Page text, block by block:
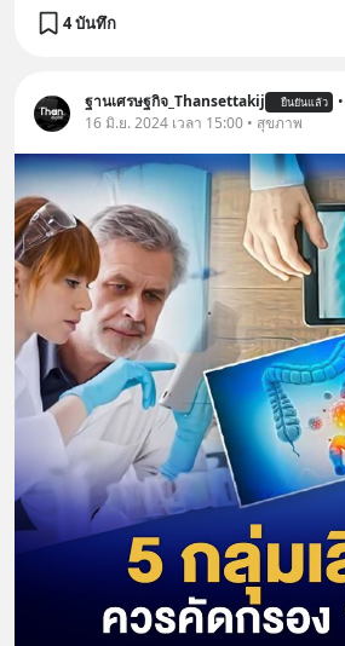
4 บันทึก
ฐานเศรษฐกิจ_Thansettakij ยืนยันแล้ว •
16 มิ.ย. 2024 เวลา 15:00 • สุขภาพ